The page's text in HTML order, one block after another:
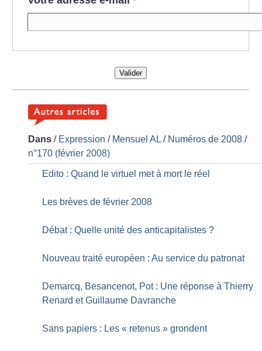
Valider
Dans / Expression / Mensuel AL / Numéros de 2008 /
n°170 (février 2008)
Edito : Quand le virtuel met à mort le réel
Les brèves de février 2008
Débat : Quelle unité des anticapitalistes ?
Nouveau traité européen : Au service du patronat
Demarcq, Besancenot, Pot : Une réponse à Thierry
Renard et Guillaume Davranche
Sans papiers : Les « retenus » grondent